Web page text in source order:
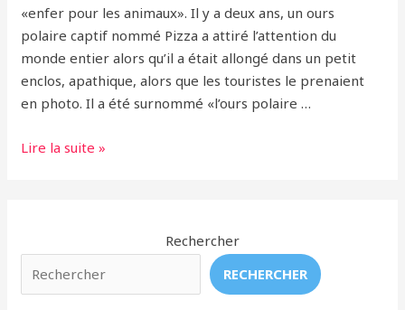
«enfer pour les animaux». Il y a deux ans, un ours
polaire captif nommé Pizza a attiré l’attention du
monde entier alors qu’il a était allongé dans un petit
enclos, apathique, alors que les touristes le prenaient
en photo. Il a été surnommé «l’ours polaire …
Des
dans
un
Lire la suite »
Rechercher
RECHERCHER